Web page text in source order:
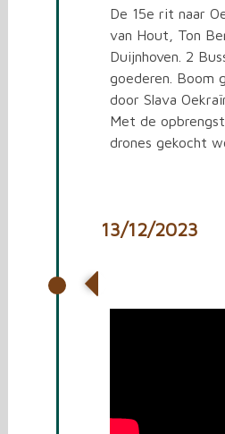
De 15e rit naar
van Hout, Ton
Duijnhoven. 2
goederen. Boom
door Slava
Met de
drones gekocht
13/12/2023